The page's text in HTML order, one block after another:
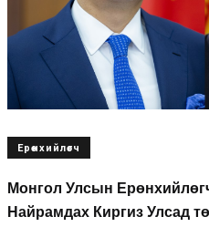
Ерөнхийлөгч
Монгол Улсын
Найрамдах Киргиз Улсад